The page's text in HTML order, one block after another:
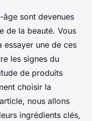
multi-
pour 2025
sont devenues
de la beauté. Vous
essayer une de ces
les signes du
de produits
choisir la
nous allons
ingrédients clés,